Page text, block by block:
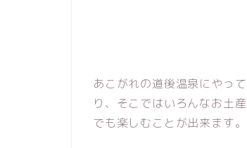
あこがれの道後温泉にやっ
り、そこではいろんなお土
でも楽しむことが出来ます。